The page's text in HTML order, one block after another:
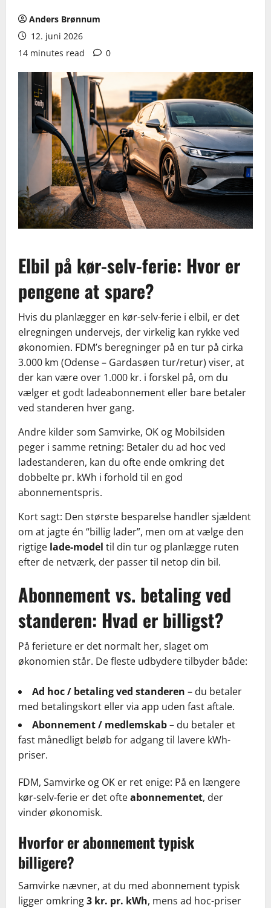
Anders Brønnum
12. juni 2026
14 minutes read
0
Elbil på kør-selv-ferie: Hvor er
pengene at spare?
Hvis du planlægger en kør-selv-ferie i elbil, er det
elregningen undervejs, der virkelig kan rykke ved
økonomien. FDM’s beregninger på en tur på cirka
3.000 km (Odense – Gardasøen tur/retur) viser, at
der kan være over 1.000 kr. i forskel på, om du
vælger et godt ladeabonnement eller bare betaler
ved standeren hver gang.
Andre kilder som Samvirke, OK og Mobilsiden
peger i samme retning: Betaler du ad hoc ved
ladestanderen, kan du ofte ende omkring det
dobbelte pr. kWh i forhold til en god
abonnementspris.
Kort sagt: Den største besparelse handler sjældent
om at jagte én “billig lader”, men om at vælge den
rigtige lade-model til din tur og planlægge ruten
efter de netværk, der passer til netop din bil.
Abonnement vs. betaling ved
standeren: Hvad er billigst?
På ferieture er det normalt her, slaget om
økonomien står. De fleste udbydere tilbyder både:
Ad hoc / betaling ved standeren – du betaler
med betalingskort eller via app uden fast aftale.
Abonnement / medlemskab– du betaler et
fast månedligt beløb for adgang til lavere kWh-
priser.
FDM, Samvirke og OK er ret enige: På en længere
kør-selv-ferie er det ofteabonnementet, der
vinder økonomisk.
Hvorfor er abonnement typisk
billigere?
Samvirke nævner, at du med abonnement typisk
ligger omkring3 kr. pr. kWh, mens ad hoc-priser